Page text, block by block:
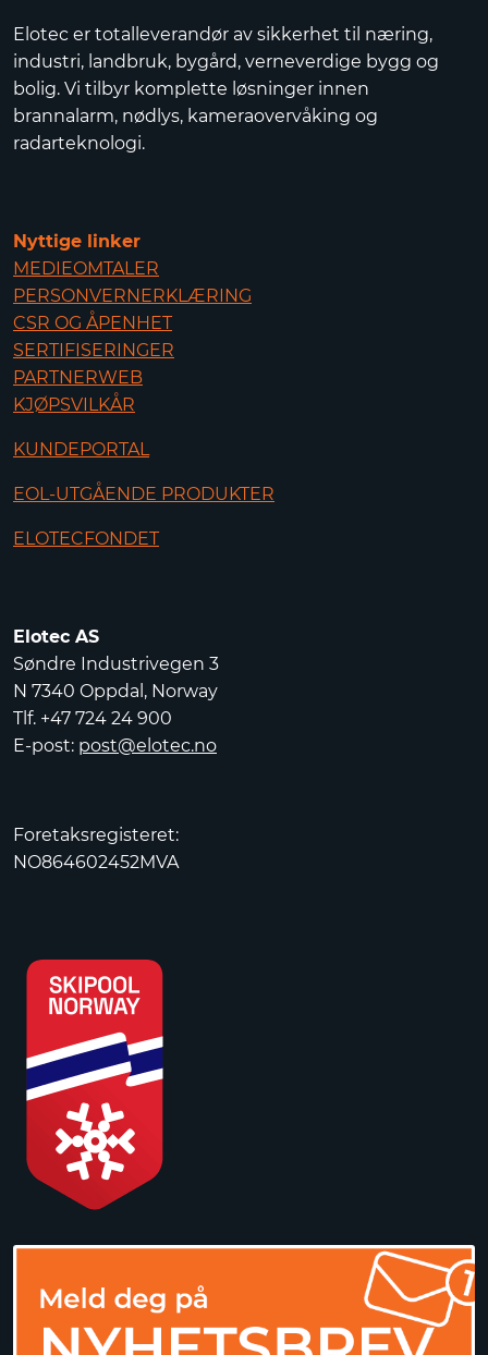
Elotec er totalleverandør av sikkerhet til næring,
industri, landbruk, bygård, verneverdige bygg og
bolig. Vi tilbyr komplette løsninger innen
brannalarm, nødlys, kameraovervåking og
radarteknologi.
Nyttige linker
MEDIEOMTALER
PERSONVERNERKLÆRING
CSR OG ÅPENHET
SERTIFISERINGER
PARTNERWEB
KJØPSVILKÅR
KUNDEPORTAL
EOL-UTGÅENDE PRODUKTER
ELOTECFONDET
Elotec AS
Søndre Industrivegen 3
N 7340 Oppdal, Norway
Tlf. +47 724 24 900
E-post: post@elotec.no
Foretaksregisteret:
NO864602452MVA